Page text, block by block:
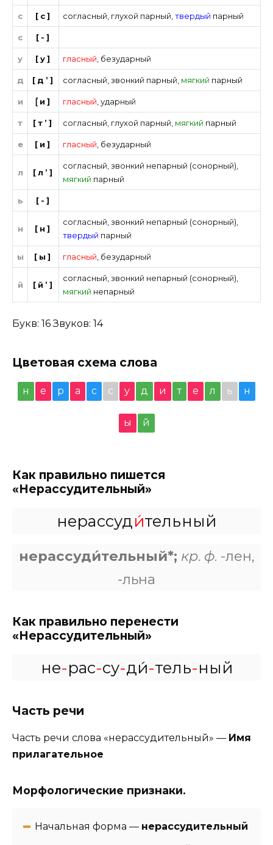
с [с] согласный глухой парный ,твердый парный
с [-]
у [у] гласный безударный
д [д’] согласный ,звонкий парный мягкий парный
и [́и] гласный ,ударный
т [т’] согласный глухой парный мягкий парный
е [и] гласный безударный
л [л’]
согласный ,звонкий непарный (сонорный)
мягкий парный
ь [-]
н [н]
согласный ,звонкий непарный (сонорный)
твердый парный
ы [ы] гласный безударный
й [й’]
согласный ,звонкий непарный (сонорный)
мягкий непарный
Букв: 16 Звуков: 14
Цветовая схема слова
н е р а с с у д и т е л ь н
ы й
Как правильно пишется
«Нерассудительный»
нерассуди́тельный
нерассуди́тельный*; кр. ф. -лен,
-льна
Как правильно перенести
«Нерассудительный»
не-рас-су-ди́-тель-ный
Часть речи
Часть речи слова «нерассудительный» — Имя
прилагательное
Морфологические признаки.
Начальная форма — нерассудительный